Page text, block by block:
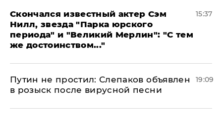
Скончался известный актер Сэм
Нилл, звезда "Парка юрского
периода" и "Великий Мерлин": "С тем
же достоинством..."
15:37
Путин не простил: Слепаков объявлен
в розыск после вирусной песни
19:09